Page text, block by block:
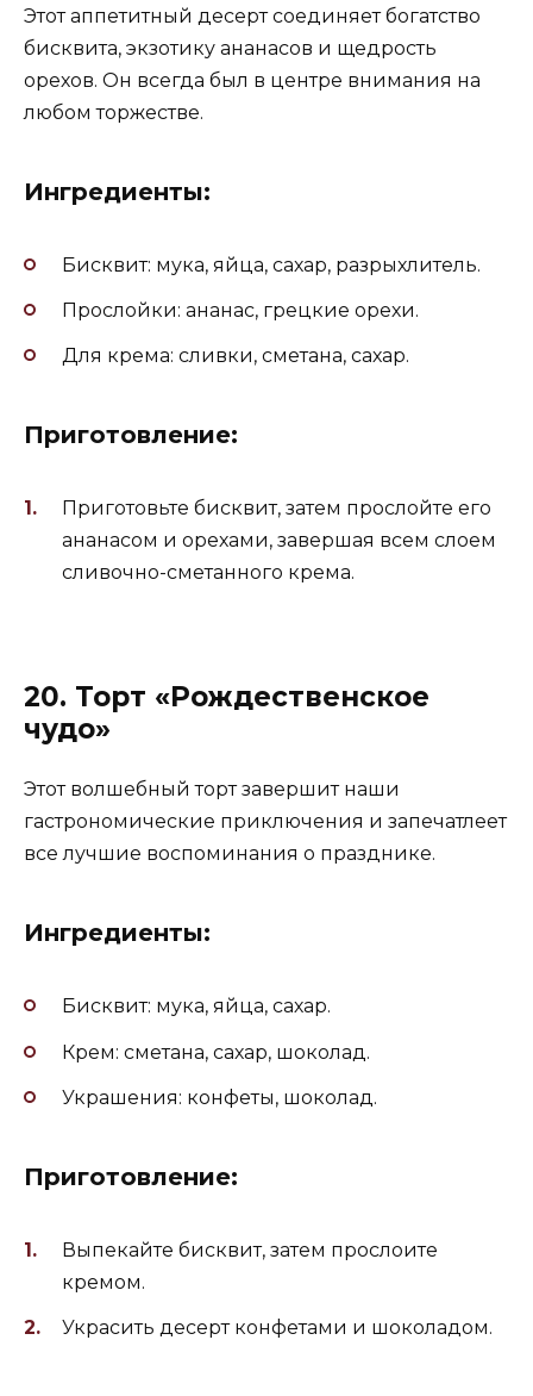
Этот аппетитный десерт соединяет богатство
бисквита, экзотику ананасов и щедрость
орехов. Он всегда был в центре внимания на
любом торжестве.
Ингредиенты:
Бисквит: мука, яйца, сахар, разрыхлитель.
Прослойки: ананас, грецкие орехи.
Для крема: сливки, сметана, сахар.
Приготовление:
Приготовьте бисквит, затем прослойте его
ананасом и орехами, завершая всем слоем
сливочно-сметанного крема.
20. Торт «Рождественское
чудо»
Этот волшебный торт завершит наши
гастрономические приключения и запечатлеет
все лучшие воспоминания о празднике.
Ингредиенты:
Бисквит: мука, яйца, сахар.
Крем: сметана, сахар, шоколад.
Украшения: конфеты, шоколад.
Приготовление:
Выпекайте бисквит, затем прослоите
кремом.
Украсить десерт конфетами и шоколадом.